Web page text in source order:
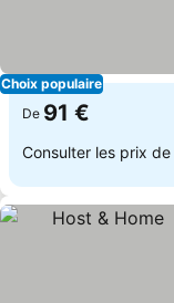
Choix populaire
De 91 €
Consulter les prix de